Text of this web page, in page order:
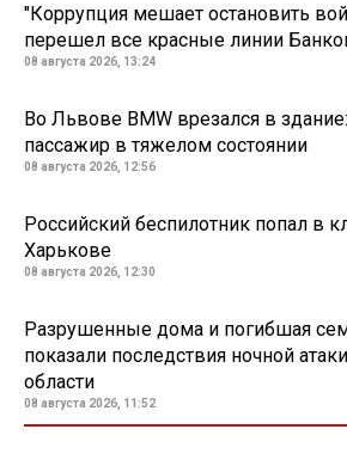
"Коррупция мешает остановить
перешел все красные линии
08 августа 2026, 13:24
Во Львове BMW врезался в
пассажир в тяжелом состоянии
08 августа 2026, 12:56
Российский беспилотник попал в
Харькове
08 августа 2026, 12:30
Разрушенные дома и погибшая
показали последствия ночной
области
08 августа 2026, 11:52